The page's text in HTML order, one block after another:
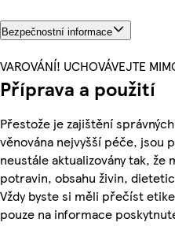
Bezpečnostní informace
VAROVÁNÍ! UCHOVÁVEJTE
Příprava a použití
Přestože je zajištění
věnována nejvyšší péče, jsou
neustále aktualizovány tak, že
potravin, obsahu živin,
Vždy byste si měli přečíst
pouze na informace